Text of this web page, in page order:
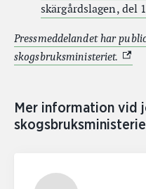
skärgårdslagen, del
Pressmeddelandet har
skogsbruksministeriet.
Mer information vid